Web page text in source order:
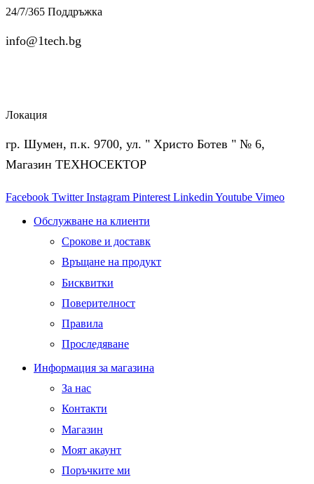
24/7/365 Поддръжка
info@1tech.bg
Локация
гр. Шумен, п.к. 9700, ул. " Христо Ботев " № 6,
Магазин ТЕХНОСЕКТОР
Facebook Twitter Instagram Pinterest Linkedin Youtube Vimeo
Обслужване на клиенти
Срокове и доставк
Връщане на продукт
Бисквитки
Поверителност
Правила
Проследяване
Информация за магазина
За нас
Контакти
Магазин
Моят акаунт
Поръчките ми